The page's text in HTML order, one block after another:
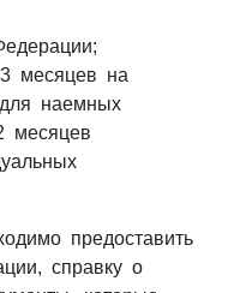
месяцев на
наемных
месяцев
предоставить
справку о